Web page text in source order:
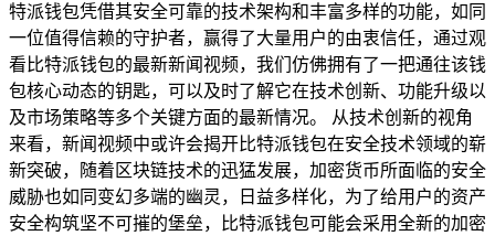
特派钱包凭借其安全可靠的技术架构和丰富多样的功能，如同
一位值得信赖的守护者，赢得了大量用户的由衷信任，通过观
看比特派钱包的最新新闻视频，我们仿佛拥有了一把通往该钱
包核心动态的钥匙，可以及时了解它在技术创新、功能升级以
及市场策略等多个关键方面的最新情况。 从技术创新的视角
来看，新闻视频中或许会揭开比特派钱包在安全技术领域的崭
新突破，随着区块链技术的迅猛发展，加密货币所面临的安全
威胁也如同变幻多端的幽灵，日益多样化，为了给用户的资产
安全构筑坚不可摧的堡垒，比特派钱包可能会采用全新的加密